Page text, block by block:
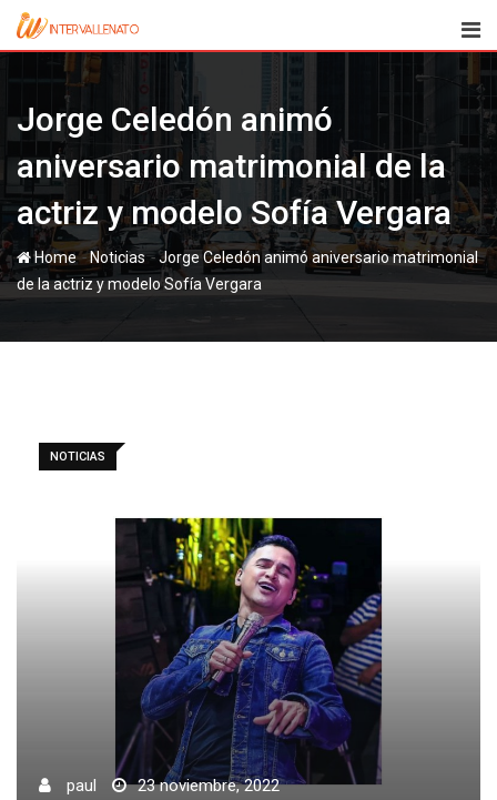
Skip
Jorge Celedón animó
aniversario matrimonial de la
actriz y modelo Sofía Vergara
Home-Noticias-Jorge Celedón animó aniversario matrimonial
de la actriz y modelo Sofía Vergara
NOTICIAS
paul
23 noviembre, 2022